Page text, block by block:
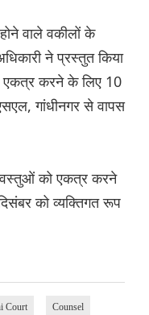
वाले वकीलों के
ने प्रस्तुत किया
एकत्र करने के लिए 10
गांधीनगर से वापस
को एकत्र करने
को व्यक्तिगत रूप
Court Counsel